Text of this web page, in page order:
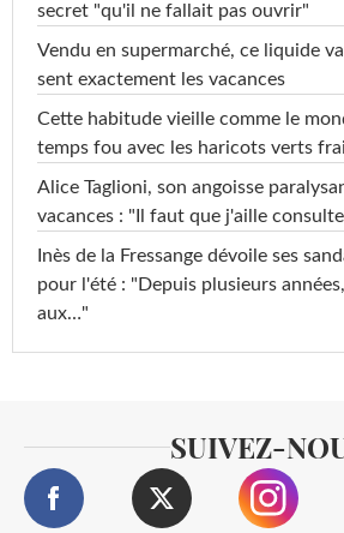
secret "qu'il ne fallait pas ouvrir"
Vendu en supermarché, ce liquide
sent exactement les vacances
Cette habitude vieille comme le
temps fou avec les haricots verts
Alice Taglioni, son angoisse
vacances : "Il faut que j'aille
Inès de la Fressange dévoile ses
pour l'été : "Depuis plusieurs
aux…"
SUIVEZ-